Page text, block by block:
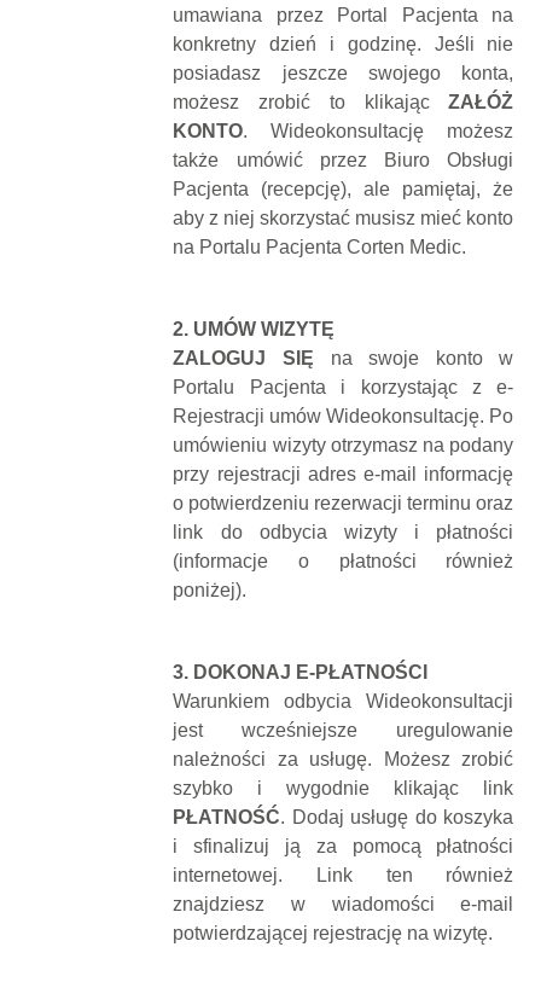
umawiana przez Portal Pacjenta na
konkretny dzień i godzinę. Jeśli nie
posiadasz jeszcze swojego konta,
możesz zrobić to klikającZAŁÓŻ
KONTO. Wideokonsultację możesz
także umówić przez Biuro Obsługi
Pacjenta (recepcję), ale pamiętaj, że
aby z niej skorzystać musisz mieć konto
na Portalu Pacjenta Corten Medic.
2. UMÓW WIZYTĘ
ZALOGUJ SIĘ na swoje konto w
Portalu Pacjenta i korzystając z e-
Rejestracji umów Wideokonsultację. Po
umówieniu wizyty otrzymasz na podany
przy rejestracji adres e-mail informację
o potwierdzeniu rezerwacji terminu oraz
link do odbycia wizyty i płatności
(informacje o płatności również
poniżej).
3. DOKONAJ E-PŁATNOŚCI
Warunkiem odbycia Wideokonsultacji
jest wcześniejsze uregulowanie
należności za usługę. Możesz zrobić
szybko i wygodnie klikając link
PŁATNOŚĆ. Dodaj usługę do koszyka
i sfinalizuj ją za pomocą płatności
internetowej. Link ten również
znajdziesz w wiadomości e-mail
potwierdzającej rejestrację na wizytę.